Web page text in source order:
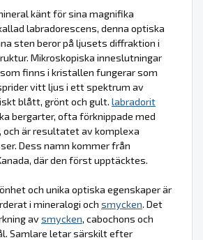
känt för sina magnifika
labradorescens, denna optiska
sten beror på ljusets diffraktion i
Mikroskopiska inneslutningar
finns i kristallen fungerar som
vitt ljus i ett spektrum av
blått, grönt och gult. labradorit
bergarter, ofta förknippade med
och är resultatet av komplexa
Dess namn kommer från
där den först upptäcktes.
och unika optiska egenskaper är
i mineralogi och smycken. Det
avsmycken, cabochons och
Samlare letar särskilt efter